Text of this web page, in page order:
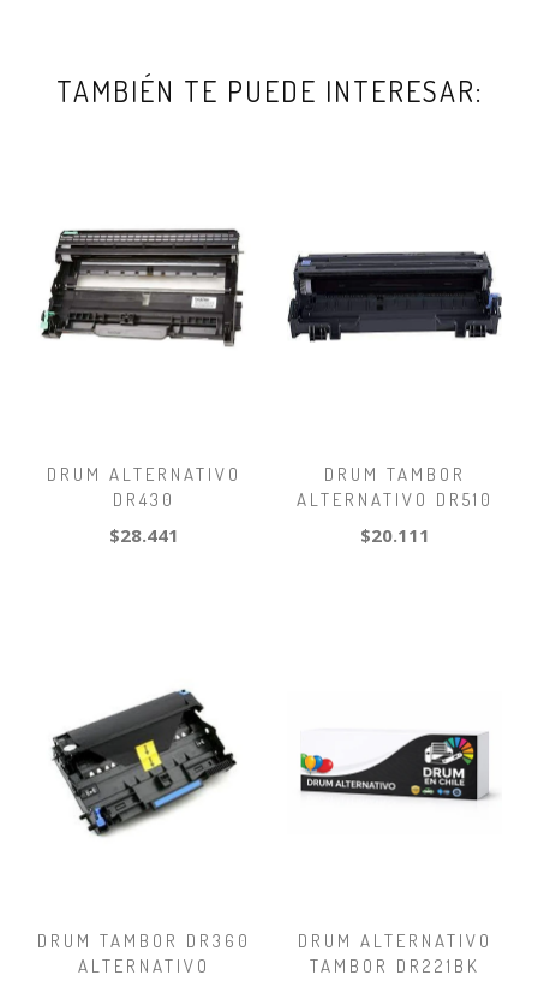
TAMBIÉN TE PUEDE INTERESAR:
DRUM ALTERNATIVO
DR430
$28.441
DRUM TAMBOR
ALTERNATIVO DR510
$20.111
DRUM TAMBOR DR360
ALTERNATIVO
DRUM ALTERNATIVO
TAMBOR DR221BK